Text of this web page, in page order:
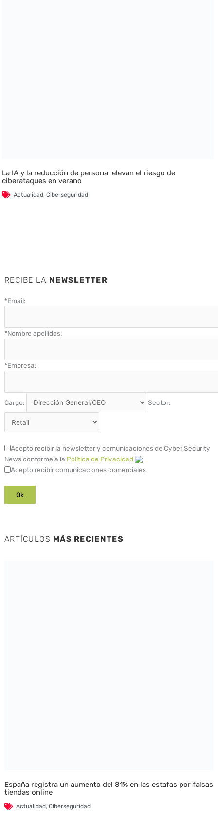
La IA y la reducción de personal elevan el riesgo de
ciberataques en verano
Actualidad,Ciberseguridad
RECIBE LA NEWSLETTER
*Email:
*Nombre apellidos:
*Empresa:
Cargo: Sector:
Acepto recibir la newsletter y comunicaciones de Cyber Security
News conforme a la Política de Privacidad
Acepto recibir comunicaciones comerciales
ARTÍCULOS MÁS RECIENTES
España registra un aumento del 81% en las estafas por falsas
tiendas online
Actualidad, Ciberseguridad